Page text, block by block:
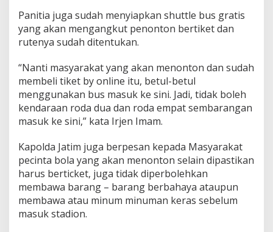
Panitia juga sudah menyiapkan shuttle bus gratis
yang akan mengangkut penonton bertiket dan
rutenya sudah ditentukan.
“Nanti masyarakat yang akan menonton dan sudah
membeli tiket by online itu, betul-betul
menggunakan bus masuk ke sini. Jadi, tidak boleh
kendaraan roda dua dan roda empat sembarangan
masuk ke sini,” kata Irjen Imam.
Kapolda Jatim juga berpesan kepada Masyarakat
pecinta bola yang akan menonton selain dipastikan
harus berticket, juga tidak diperbolehkan
membawa barang – barang berbahaya ataupun
membawa atau minum minuman keras sebelum
masuk stadion.